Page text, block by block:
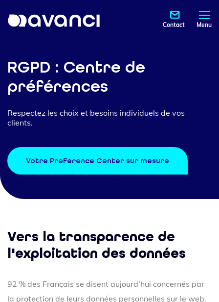
Contact Menu
RGPD : Centre de
préférences
Respectez les choix et besoins individuels de vos
clients.
Votre Preference Center sur mesure
Vers la transparence de
l'exploitation des données
92 % des Français se disent aujourd’hui concernés par
la protection de leurs données personnelles sur le web.